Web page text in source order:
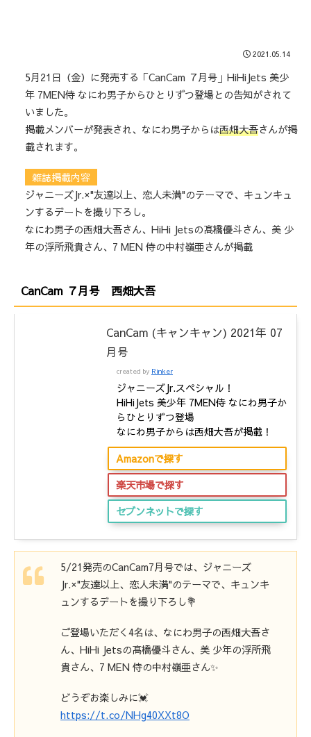
2021.05.14
5月21日（金）に発売する「CanCam ７月号」HiHiJets 美少
年 7MEN侍 なにわ男子からひとりずつ登場との告知がされて
いました。
掲載メンバーが発表され、なにわ男子からは西畑大吾さんが掲
載されます。
雑誌掲載内容
ジャニーズJr.×"友達以上、恋人未満"のテーマで、キュンキュ
ンするデートを撮り下ろし。
なにわ男子の西畑大吾さん、HiHi Jetsの髙橋優斗さん、美 少
年の浮所飛貴さん、7 MEN 侍の中村嶺亜さんが掲載
CanCam ７月号 西畑大吾
CanCam (キャンキャン) 2021年 07
月号
created by Rinker
ジャニーズJr.スペシャル！
HiHiJets 美少年 7MEN侍 なにわ男子か
らひとりずつ登場
なにわ男子からは西畑大吾が掲載！
Amazonで探す
楽天市場で探す
セブンネットで探す
5/21発売のCanCam7月号では、ジャニーズ
Jr.×"友達以上、恋人未満"のテーマで、キュンキ
ュンするデートを撮り下ろし💐
ご登場いただく4名は、なにわ男子の西畑大吾さ
ん、HiHi Jetsの髙橋優斗さん、美 少年の浮所飛
貴さん、7 MEN 侍の中村嶺亜さん✨
どうぞお楽しみに💓
https://t.co/NHg40XXt8O